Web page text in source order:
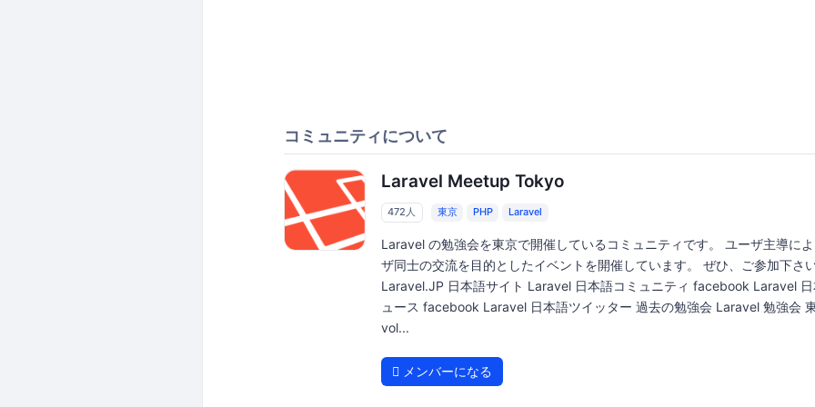
コミュニティについて
Laravel Meetup Tokyo
472人 東京 PHP Laravel
Laravel の勉強会を東京で開催しているコミュニティです。 ユーザ主導に
ザ同士の交流を目的としたイベントを開催しています。 ぜひ、ご参加下さ
Laravel.JP 日本語サイト Laravel 日本語コミュニティ facebook Laravel
ュース facebook Laravel 日本語ツイッター 過去の勉強会 Laravel 勉強会
vol...
メンバーになる